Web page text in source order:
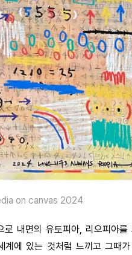
on canvas 2024
내면의 유토피아, 리오피아를
에 있는 것처럼 느끼고 그때